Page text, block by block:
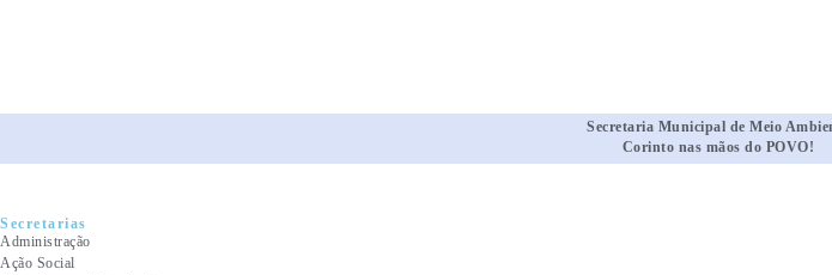
Secretaria Municipal de Meio
Corinto nas mãos do POVO!
Secretarias
Administração
Ação Social